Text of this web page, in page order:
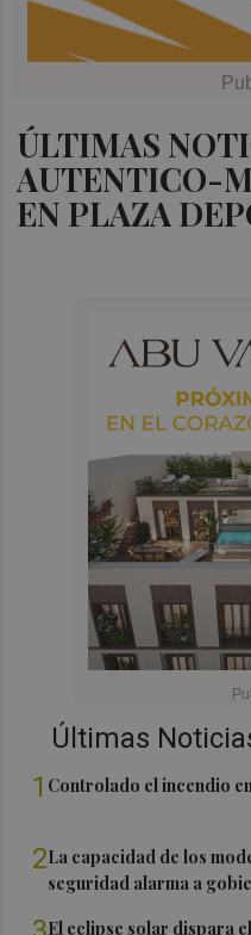
ÚLTIMAS
AUTENTICO-
EN PLAZA
Últimas
1 Controlado el incendio
2La capacidad de los
seguridad alarma a
El eclipse solar dispara